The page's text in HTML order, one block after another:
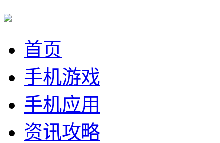
首页
手机游戏
手机应用
资讯攻略